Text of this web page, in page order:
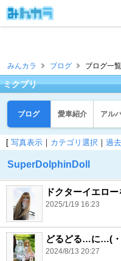
みんカラ ブログ ブログ一
ミクプリ
ブログ 愛車紹介 アル
[ 写真表示 ｜ カテゴリ選択 ｜ 過
SuperDolphinDoll
ドクターイエロ
2025/1/19 16:23
どるどる…に…(
2024/8/13 20:27